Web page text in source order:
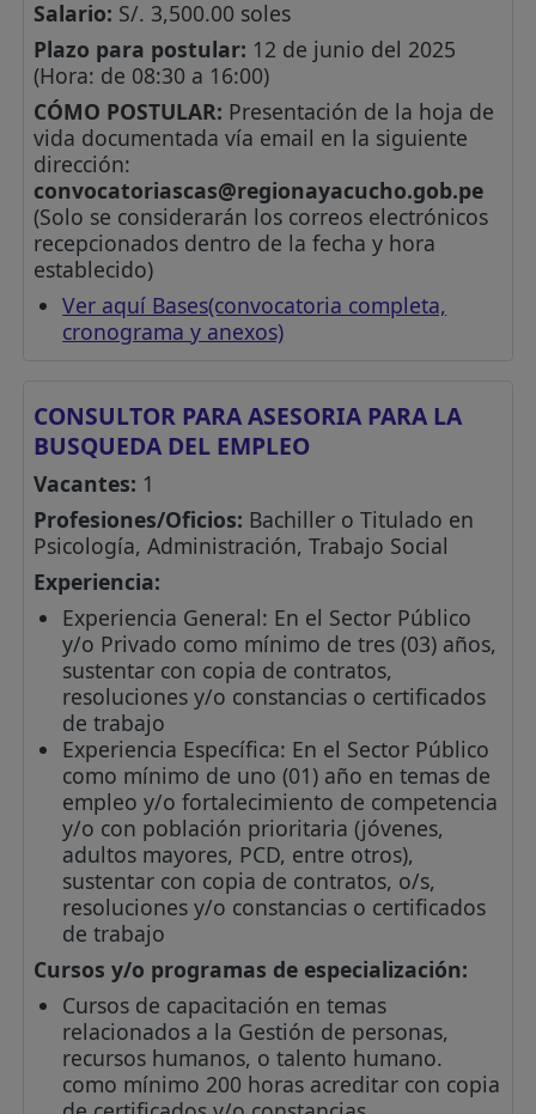
Salario: S/. 3,500.00 soles
Plazo para postular: 12 de junio del 2025
(Hora: de 08:30 a 16:00)
CÓMO POSTULAR: Presentación de la hoja de
vida documentada vía email en la siguiente
dirección:
convocatoriascas@regionayacucho.gob.pe
(Solo se considerarán los correos electrónicos
recepcionados dentro de la fecha y hora
establecido)
Ver aquí Bases(convocatoria completa,
cronograma y anexos)
CONSULTOR PARA ASESORIA PARA LA
BUSQUEDA DEL EMPLEO
Vacantes: 1
Profesiones/Oficios: Bachiller o Titulado en
Psicología, Administración, Trabajo Social
Experiencia:
Experiencia General: En el Sector Público
y/o Privado como mínimo de tres (03) años,
sustentar con copia de contratos,
resoluciones y/o constancias o certificados
de trabajo
Experiencia Específica: En el Sector Público
como mínimo de uno (01) año en temas de
empleo y/o fortalecimiento de competencia
y/o con población prioritaria (jóvenes,
adultos mayores, PCD, entre otros),
sustentar con copia de contratos, o/s,
resoluciones y/o constancias o certificados
de trabajo
Cursos y/o programas de especialización:
Cursos de capacitación en temas
relacionados a la Gestión de personas,
recursos humanos, o talento humano.
como mínimo 200 horas acreditar con copia